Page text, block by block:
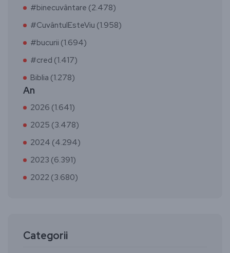
#binecuvântare (2.478)
#CuvântulEsteViu (1.958)
#bucurii (1.694)
#cred (1.417)
Biblia (1.278)
An
2026 (1.641)
2025 (3.478)
2024 (4.294)
2023 (6.391)
2022 (3.680)
Categorii